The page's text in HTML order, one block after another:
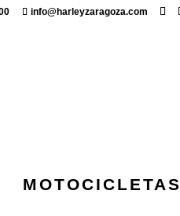
info@harleyzaragoza.com
MOTOCICLETAS